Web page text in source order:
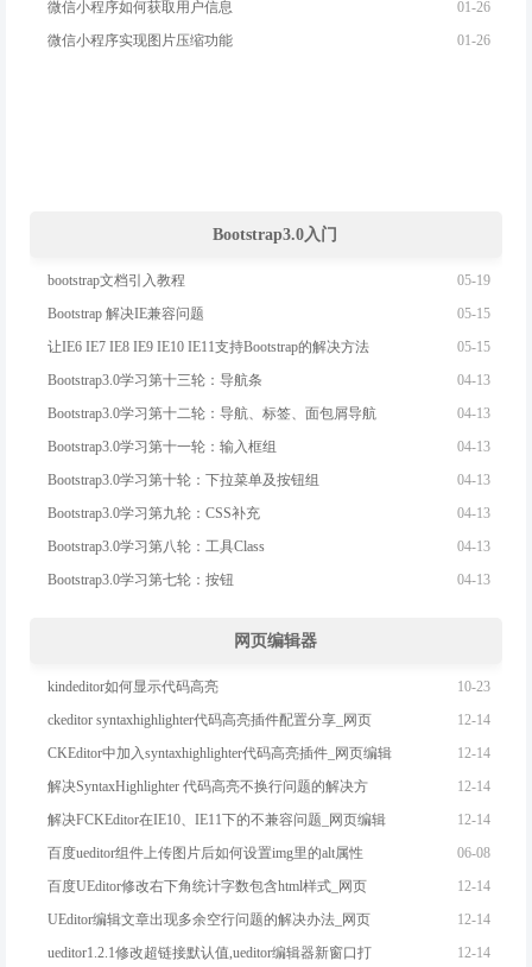
微信小程序如何获取用户信息 01-26
微信小程序实现图片压缩功能 01-26
Bootstrap3.0入门
bootstrap文档引入教程 05-19
Bootstrap 解决IE兼容问题 05-15
让IE6 IE7 IE8 IE9 IE10 IE11支持Bootstrap的解决方法 05-15
Bootstrap3.0学习第十三轮：导航条 04-13
Bootstrap3.0学习第十二轮：导航、标签、面包屑导航 04-13
Bootstrap3.0学习第十一轮：输入框组 04-13
Bootstrap3.0学习第十轮：下拉菜单及按钮组 04-13
Bootstrap3.0学习第九轮：CSS补充 04-13
Bootstrap3.0学习第八轮：工具Class 04-13
Bootstrap3.0学习第七轮：按钮 04-13
网页编辑器
kindeditor如何显示代码高亮 10-23
ckeditor syntaxhighlighter代码高亮插件配置分享_网页 12-14
CKEditor中加入syntaxhighlighter代码高亮插件_网页编辑 12-14
解决SyntaxHighlighter 代码高亮不换行问题的解决方 12-14
解决FCKEditor在IE10、IE11下的不兼容问题_网页编辑 12-14
百度ueditor组件上传图片后如何设置img里的alt属性 06-08
百度UEditor修改右下角统计字数包含html样式_网页 12-14
UEditor编辑文章出现多余空行问题的解决办法_网页 12-14
ueditor1.2.1修改超链接默认值,ueditor编辑器新窗口打 12-14